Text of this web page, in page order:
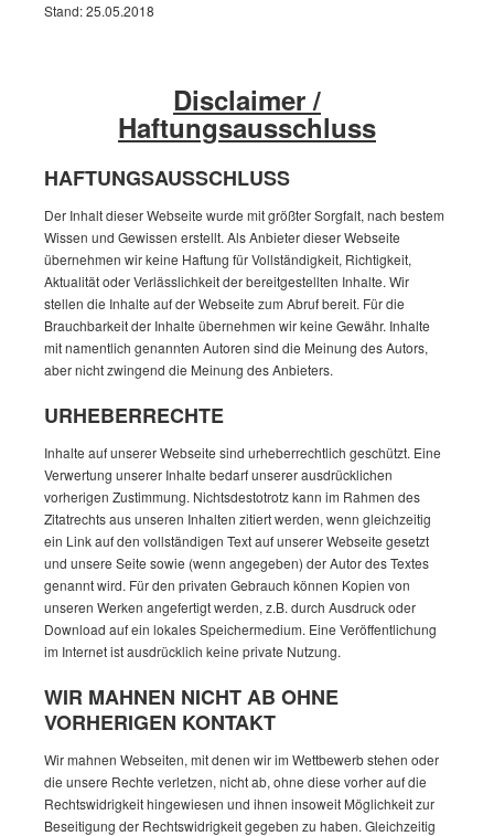
Stand: 25.05.2018
Disclaimer /
Haftungsausschluss
HAFTUNGSAUSSCHLUSS
Der Inhalt dieser Webseite wurde mit größter Sorgfalt, nach bestem
Wissen und Gewissen erstellt. Als Anbieter dieser Webseite
übernehmen wir keine Haftung für Vollständigkeit, Richtigkeit,
Aktualität oder Verlässlichkeit der bereitgestellten Inhalte. Wir
stellen die Inhalte auf der Webseite zum Abruf bereit. Für die
Brauchbarkeit der Inhalte übernehmen wir keine Gewähr. Inhalte
mit namentlich genannten Autoren sind die Meinung des Autors,
aber nicht zwingend die Meinung des Anbieters.
URHEBERRECHTE
Inhalte auf unserer Webseite sind urheberrechtlich geschützt. Eine
Verwertung unserer Inhalte bedarf unserer ausdrücklichen
vorherigen Zustimmung. Nichtsdestotrotz kann im Rahmen des
Zitatrechts aus unseren Inhalten zitiert werden, wenn gleichzeitig
ein Link auf den vollständigen Text auf unserer Webseite gesetzt
und unsere Seite sowie (wenn angegeben) der Autor des Textes
genannt wird. Für den privaten Gebrauch können Kopien von
unseren Werken angefertigt werden, z.B. durch Ausdruck oder
Download auf ein lokales Speichermedium. Eine Veröffentlichung
im Internet ist ausdrücklich keine private Nutzung.
WIR MAHNEN NICHT AB OHNE
VORHERIGEN KONTAKT
Wir mahnen Webseiten, mit denen wir im Wettbewerb stehen oder
die unsere Rechte verletzen, nicht ab, ohne diese vorher auf die
Rechtswidrigkeit hingewiesen und ihnen insoweit Möglichkeit zur
Beseitigung der Rechtswidrigkeit gegeben zu haben. Gleichzeitig